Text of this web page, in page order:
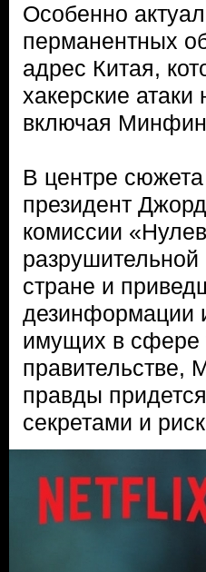
Особенно
перманентных
адрес Китая,
хакерские
включая Минфин
В центре
президент
комиссии
стране и
дезинформации
имущих в сфере
правительстве,
правды
секретами и